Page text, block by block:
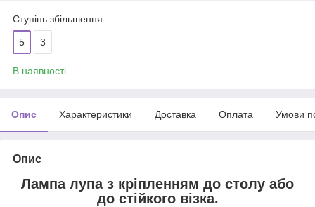
Ступінь збільшення
5 3
В наявності
Опис Характеристики Доставка Оплата Умови
Опис
Лампа лупа з кріпленням до столу або
до стійкого візка.